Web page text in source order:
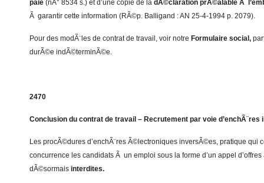
paie (nÂ° 8534 s.) et d’une copie de la dÃ©claration prÃ©alable Ã
Ã garantir cette information (RÃ©p. Balligand : AN 25-4-1994 p. 2079).
Pour des modÃ¨les de contrat de travail, voir notre Formulaire social,
durÃ©e indÃ©terminÃ©e.
2470
Conclusion du contrat de travail – Recrutement par voie
Les procÃ©dures d’enchÃ¨res Ã©lectroniques inversÃ©es, pratique qui
concurrence les candidats Ã un emploi sous la forme d’un appel
dÃ©sormais interdites.